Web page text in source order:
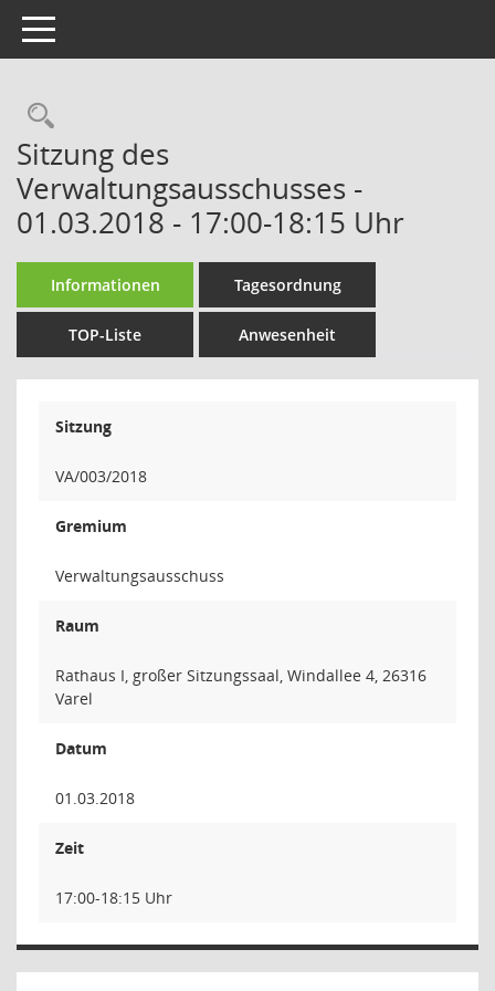
Toggle navigation
Rechercheauswahl
Sitzung des
Verwaltungsausschusses -
01.03.2018 - 17:00-18:15 Uhr
Informationen Tagesordnung
TOP-Liste Anwesenheit
Sitzung
VA/003/2018
Gremium
Verwaltungsausschuss
Raum
Rathaus I, großer Sitzungssaal, Windallee 4, 26316
Varel
Datum
01.03.2018
Zeit
17:00-18:15 Uhr